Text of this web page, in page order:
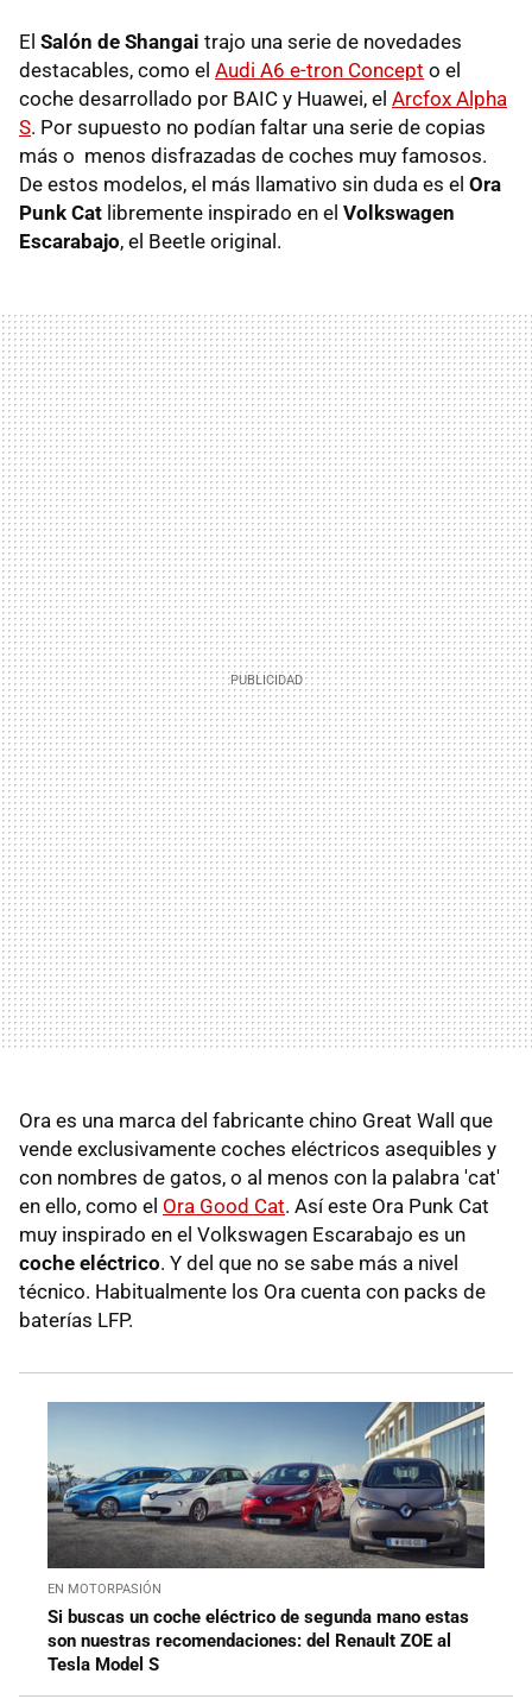
El Salón de Shangai trajo una serie de novedades
destacables, como el Audi A6 e-tron Concept o el
coche desarrollado por BAIC y Huawei, el Arcfox Alpha
S. Por supuesto no podían faltar una serie de copias
más o menos disfrazadas de coches muy famosos.
De estos modelos, el más llamativo sin duda es el Ora
Punk Cat libremente inspirado en el Volkswagen
Escarabajo, el Beetle original.
Ora es una marca del fabricante chino Great Wall que
vende exclusivamente coches eléctricos asequibles y
con nombres de gatos, o al menos con la palabra 'cat'
en ello, como el Ora Good Cat. Así este Ora Punk Cat
muy inspirado en el Volkswagen Escarabajo es un
coche eléctrico. Y del que no se sabe más a nivel
técnico. Habitualmente los Ora cuenta con packs de
baterías LFP.
EN MOTORPASIÓN
Si buscas un coche eléctrico de segunda mano estas
son nuestras recomendaciones: del Renault ZOE al
Tesla Model S